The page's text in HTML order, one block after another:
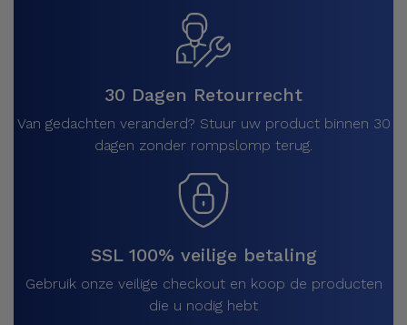
Bekijk
30 Dagen Retourrecht
Van gedachten veranderd? Stuur uw product binnen 30
dagen zonder rompslomp terug.
SSL 100% veilige betaling
Gebruik onze veilige checkout en koop de producten
die u nodig hebt